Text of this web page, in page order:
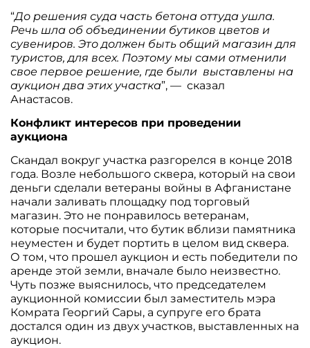
“До решения суда часть бетона оттуда ушла.
Речь шла об объединении бутиков цветов и
сувениров. Это должен быть общий магазин для
туристов, для всех. Поэтому мы сами отменили
свое первое решение, где были выставлены на
аукцион два этих участка”, — сказал
Анастасов.
Конфликт интересов при проведении
аукциона
Скандал вокруг участка разгорелся в конце 2018
года. Возле небольшого сквера, который на свои
деньги сделали ветераны войны в Афганистане
начали заливать площадку под торговый
магазин. Это не понравилось ветеранам,
которые посчитали, что бутик вблизи памятника
неуместен и будет портить в целом вид сквера.
О том, что прошел аукцион и есть победители по
аренде этой земли, вначале было неизвестно.
Чуть позже выяснилось, что председателем
аукционной комиссии был заместитель мэра
Комрата Георгий Сары, а супруге его брата
достался один из двух участков, выставленных на
аукцион.